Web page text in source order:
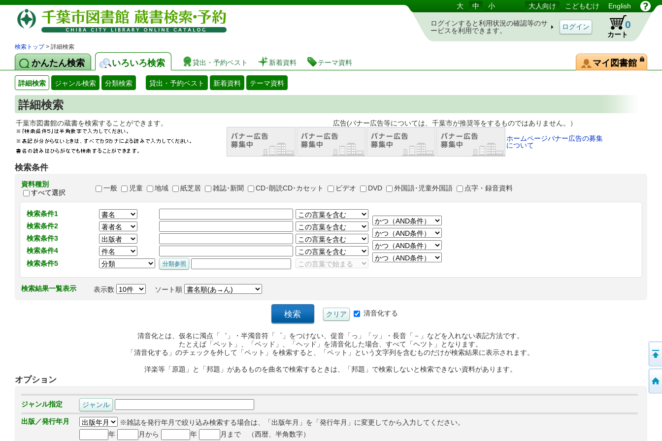
図書館 蔵書検索・予約システム 大 中 小 大人向け こどもむけ English
ログインすると利用状況の確認等のサ
ービスを利用できます。
カート
0
検索トップ> 詳細検索
かんたん検索 いろいろ検索 貸出・予約ベスト 新着資料 テーマ資料 マイ図書館
詳細検索 ジャンル検索 分類検索 貸出・予約ベスト 新着資料 テーマ資料
詳細検索
千葉市図書館の蔵書を検索することができます。 広告(バナー広告等については、千葉市が推奨等をするものではありません。）
ホームページバナー広告の募集
について
検索条件
資料種別
すべて選択
一般 児童 地域 紙芝居 雑誌･新聞 CD･朗読CD･カセット ビデオ DVD 外国語･児童外国語 点字・録音資料
検索条件1
検索条件2
検索条件3
検索条件4
検索条件5
検索結果一覧表示 表示数 ソート順
清音化する
清音化とは、仮名に濁点「゛」・半濁音符「゜」をつけない、促音「っ」「ッ」・長音「－」などを入れない表記方法です。
たとえば「ペット」、「ベッド」、「ヘッド」を清音化した場合、すべて「ヘツト」となります。
「清音化する」のチェックを外して「ペット」を検索すると、「ペット」という文字列を含むものだけが検索結果に表示されます。
洋楽等「原題」と「邦題」があるものを曲名で検索するときは、「邦題」で検索しないと検索できない資料があります。
オプション
ジャンル指定
出版／発行年月
※雑誌を発行年月で絞り込み検索する場合は、「出版年月」を「発行年月」に変更してから入力してください。
年
月から 年 月まで （西暦、半角数字）